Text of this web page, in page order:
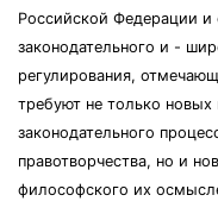
Российской Федерации и
законодательного и -
регулирования,
требуют не только
законодательного
правотворчества, но и
философского их